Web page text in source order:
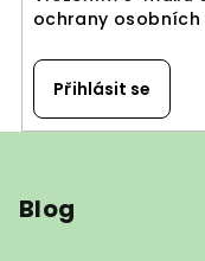
ochrany osobních
Přihlásit se
Blog